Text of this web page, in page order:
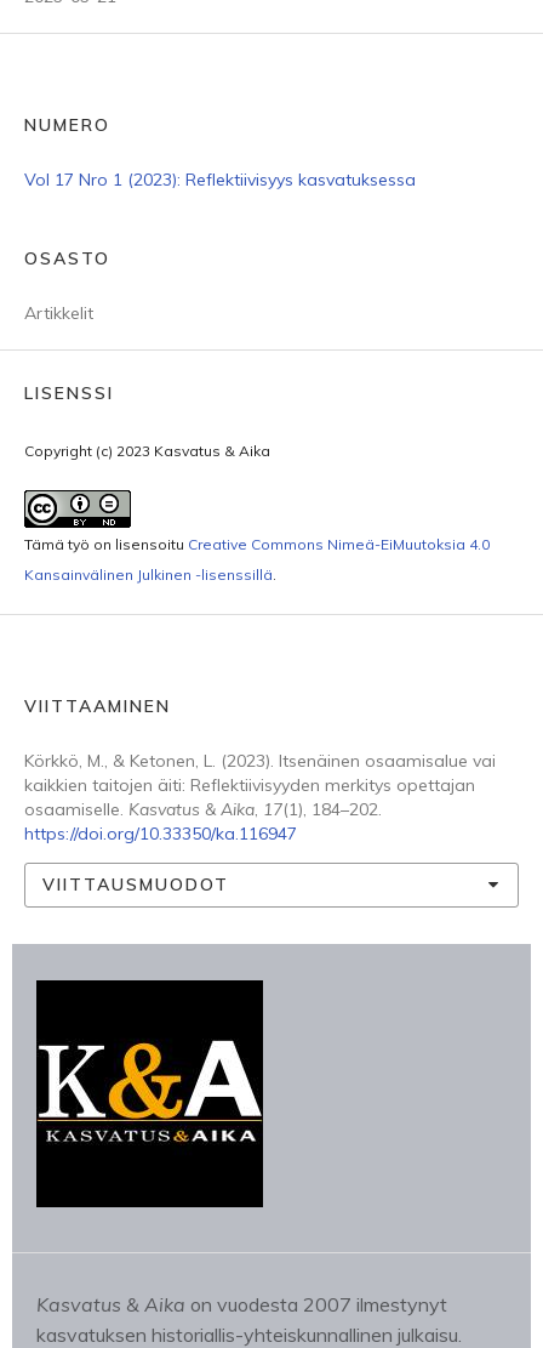
NUMERO
Vol 17 Nro 1 (2023): Reflektiivisyys kasvatuksessa
OSASTO
Artikkelit
LISENSSI
Copyright (c) 2023 Kasvatus & Aika
Tämä työ on lisensoitu Creative Commons Nimeä-EiMuutoksia 4.0
Kansainvälinen Julkinen -lisenssillä
VIITTAAMINEN
Körkkö, M., & Ketonen, L. (2023). Itsenäinen osaamisalue vai
kaikkien taitojen äiti: Reflektiivisyyden merkitys opettajan
osaamiselle. Kasvatus & Aika, 17(1), 184–202.
https://doi.org/10.33350/ka.116947
VIITTAUSMUODOT
Kasvatus & Aika on vuodesta 2007 ilmestynyt
kasvatuksen historiallis-yhteiskunnallinen julkaisu.